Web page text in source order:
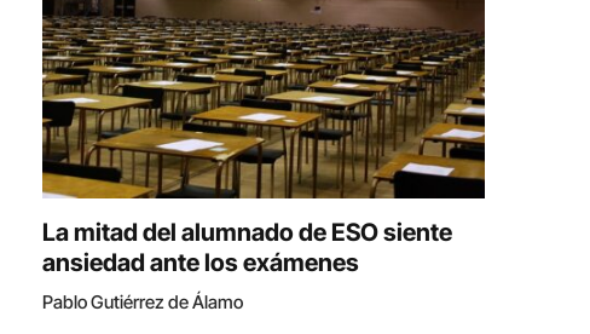
La mitad del alumnado de ESO siente
ansiedad ante los exámenes
Pablo Gutiérrez de Álamo